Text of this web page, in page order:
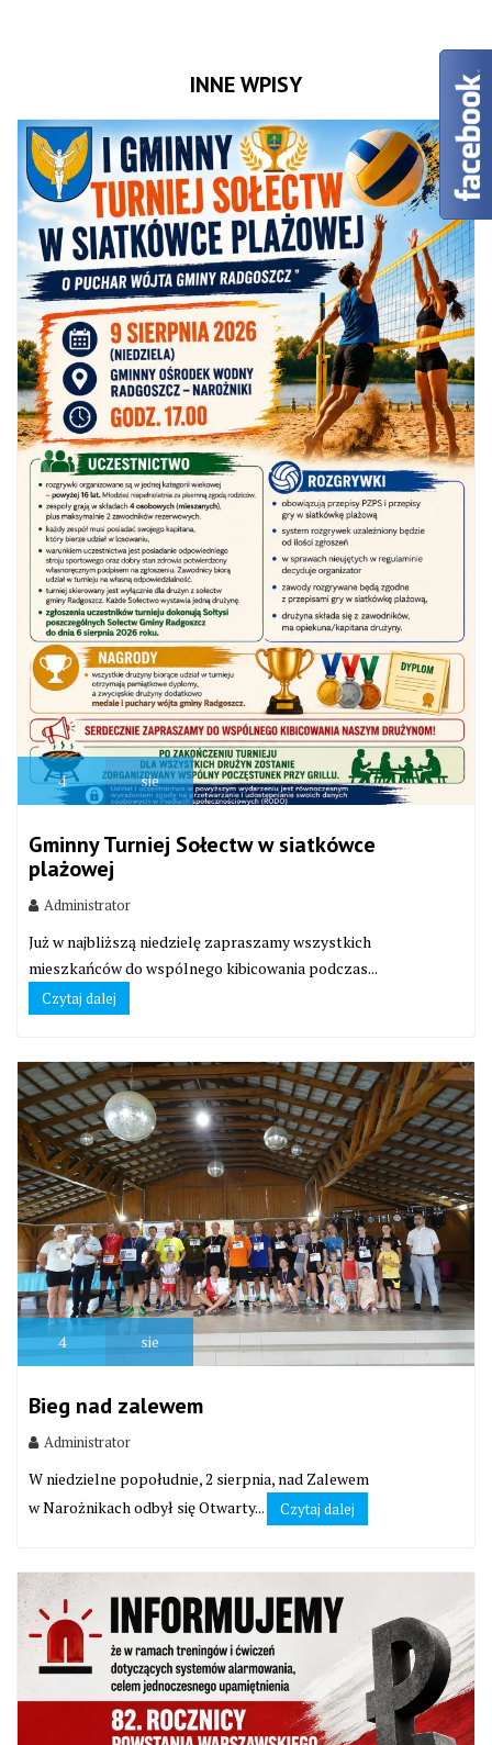
INNE WPISY
4 sie
Gminny Turniej Sołectw w siatkówce
plażowej
Administrator
Już w najbliższą niedzielę zapraszamy wszystkich
mieszkańców do wspólnego kibicowania podczas...
Czytaj dalej
4 sie
Bieg nad zalewem
Administrator
W niedzielne popołudnie, 2 sierpnia, nad Zalewem
w Narożnikach odbył się Otwarty...
Czytaj dalej